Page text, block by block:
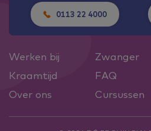
0113 22 4000
Werken bij Zwanger
Kraamtijd
FAQ
Over ons
Cursussen